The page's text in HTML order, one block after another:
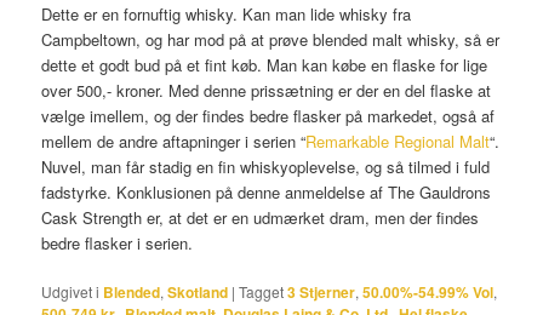
Dette er en fornuftig whisky. Kan man lide whisky fra
Campbeltown, og har mod på at prøve blended malt whisky, så er
dette et godt bud på et fint køb. Man kan købe en flaske for lige
over 500,- kroner. Med denne prissætning er der en del flaske at
vælge imellem, og der findes bedre flasker på markedet, også af
mellem de andre aftapninger i serien “Remarkable Regional Malt“.
Nuvel, man får stadig en fin whiskyoplevelse, og så tilmed i fuld
fadstyrke. Konklusionen på denne anmeldelse af The Gauldrons
Cask Strength er, at det er en udmærket dram, men der findes
bedre flasker i serien.
Udgivet i Blended,Skotland |Tagget3 Stjerner,50.00%-54.99% Vol,